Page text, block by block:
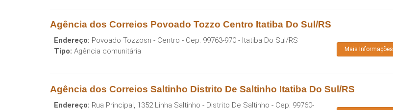
Agência dos Correios Povoado Tozzo Centro Itatiba Do Sul/RS
Endereço: Povoado Tozzosn - Centro - Cep: 99763-970 - Itatiba Do Sul/RS
Tipo: Agência comunitária Mais Informações
Agência dos Correios Saltinho Distrito De Saltinho Itatiba Do Sul/RS
Endereço: Rua Principal, 1352 Linha Saltinho - Distrito De Saltinho - Cep: 99760-